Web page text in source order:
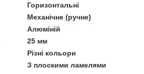
Горизонтальні
Механічне (ручне)
Алюміній
25 мм
Різні кольори
З плоскими ламелями